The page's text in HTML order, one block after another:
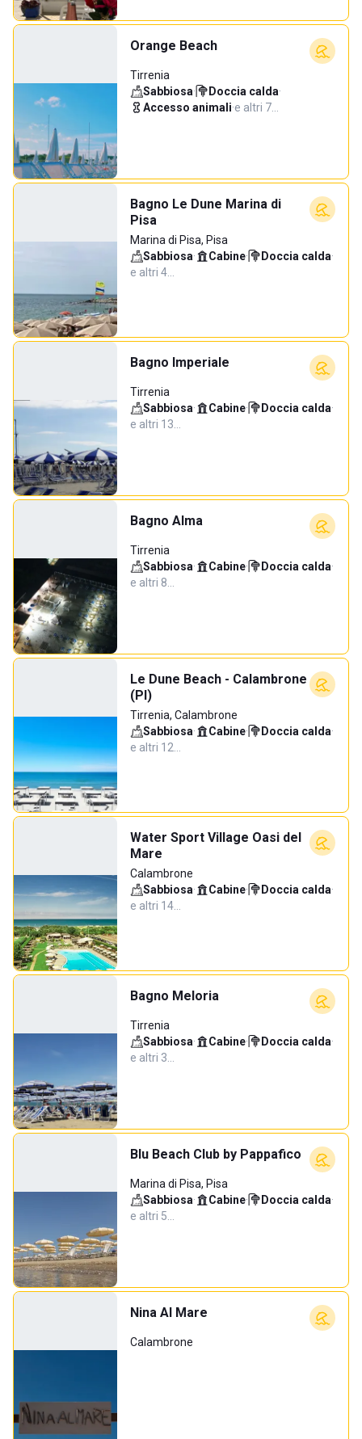
Orange Beach
Tirrenia
Sabbiosa· Doccia calda·
Accesso animali·e altri 7…
Bagno Le Dune Marina di
Pisa
Marina di Pisa, Pisa
Sabbiosa· Cabine· Doccia calda·
e altri 4…
Bagno Imperiale
Tirrenia
Sabbiosa· Cabine· Doccia calda·
e altri 13…
Bagno Alma
Tirrenia
Sabbiosa· Cabine· Doccia calda·
e altri 8…
Le Dune Beach - Calambrone
(PI)
Tirrenia, Calambrone
Sabbiosa· Cabine· Doccia calda·
e altri 12…
Water Sport Village Oasi del
Mare
Calambrone
Sabbiosa· Cabine· Doccia calda·
e altri 14…
Bagno Meloria
Tirrenia
Sabbiosa· Cabine· Doccia calda·
e altri 3…
Blu Beach Club by Pappafico
Marina di Pisa, Pisa
Sabbiosa· Cabine· Doccia calda·
e altri 5…
Nina Al Mare
Calambrone